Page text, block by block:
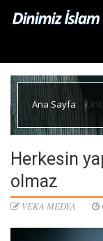
Ana Sayfa
Herkesin
olmaz
VEKA MEDYA